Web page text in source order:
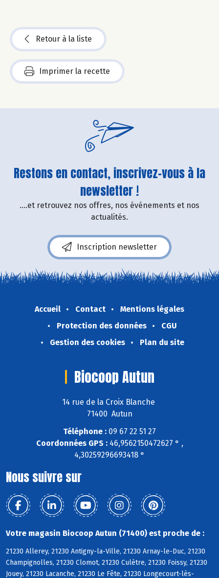
Retour à la liste
Imprimer la recette
Restons en contact, inscrivez-vous à la
newsletter !
....et retrouvez nos offres, nos événements et nos
actualités.
Inscription newsletter
Accueil Contact
Mentions légales
Protection des données
CGU
Gestion des cookies
Plan du site
Biocoop Autun
14 rue de la Croix Blanche
71400 Autun
Téléphone : 09 67 22 51 27
Coordonnées GPS :46,9562150472627 ° ,
4,30259296693418 °
Nous suivre sur
Votre magasin Biocoop Autun (71400) est proche de :
21230 Allerey, 21230 Antigny-la-Ville, 21230 Arnay-le-Duc, 21230
Champignolles, 21230 Clomot, 21230 Culètre, 21230 Foissy, 21230
Jouey, 21230 Lacanche, 21230 Le Fête, 21230 Longecourt-lès-